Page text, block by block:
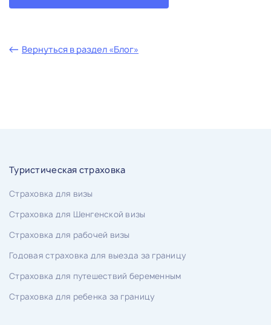
Вернуться в раздел «Блог»
Туристическая страховка
Страховка для визы
Страховка для Шенгенской визы
Страховка для рабочей визы
Годовая страховка для выезда за границу
Страховка для путешествий беременным
Страховка для ребенка за границу